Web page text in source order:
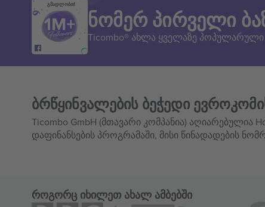
გმადლობთ!
ნომერ პირველი
Ticombo® ახლა ყველაზე
ბრწყინვალების ბეჭედი
Ticombo GmbH (მთავარი კომპანია) აღიარებულია
დაფინანსების პროგრამაში, მისი წინადადების
როგორც იხილეთ ახალ ამბებში